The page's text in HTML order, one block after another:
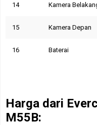
14 Kamera
15 Kamera Depan
16 Baterai
Harga dari
M55B: